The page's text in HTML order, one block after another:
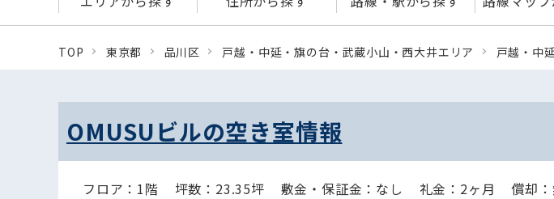
TOP 東京都 品川区 戸越・中延・旗の台・武蔵小山・西大井エリア 戸越・中
OMUSUビルの空き室情報
フロア：1階 坪数：23.35坪 敷金・保証金：なし 礼金：2ヶ月 償却